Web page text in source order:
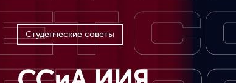
Студенческие советы